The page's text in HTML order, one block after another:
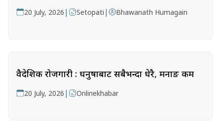
20 July, 2026 | Setopati | Bhawanath Humagain
वैदेशिक रोजगारी : धनुषाबाट सबैभन्दा धेरै, मनाङ कम
20 July, 2026 | Onlinekhabar